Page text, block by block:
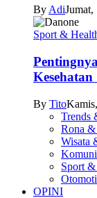
By AdiJumat,
Sport &
By Tito
Trends
Rona
Wisata
Sport
OPINI